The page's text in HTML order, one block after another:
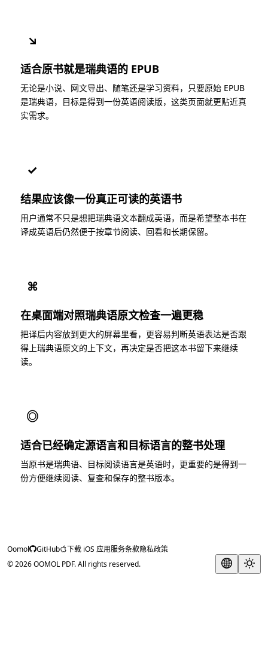
↘
适合原书就是瑞典语的 EPUB
无论是小说、网文导出、随笔还是学习资料，只要原始 EPUB
是瑞典语，目标是得到一份英语阅读版，这类页面就更贴近真
实需求。
✓
结果应该像一份真正可读的英语书
用户通常不只是想把瑞典语文本翻成英语，而是希望整本书在
译成英语后仍然便于按章节阅读、回看和长期保留。
⌘
在桌面端对照瑞典语原文检查一遍更稳
把译后内容放到更大的屏幕里看，更容易判断英语表达是否跟
得上瑞典语原文的上下文，再决定是否把这本书留下来继续
读。
◎
适合已经确定源语言和目标语言的整书处理
当原书是瑞典语、目标阅读语言是英语时，更重要的是得到一
份方便继续阅读、复查和保存的整书版本。
Oomol GitHub 下载 iOS 应用服务条款隐私政策
© 2026 OOMOL PDF. All rights reserved.